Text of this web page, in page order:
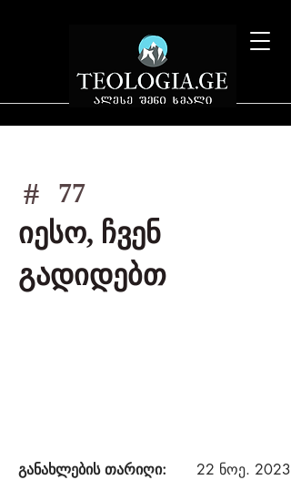
77
იესო, ჩვენ
გადიდებთ
#
22 ნოე. 2023
განახლების თარიღი: